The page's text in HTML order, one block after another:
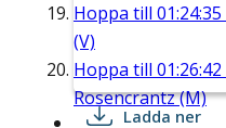
Hoppa till 01:24:35
(V)
Hoppa till 01:26:42
Rosencrantz (M)
Ladda ner